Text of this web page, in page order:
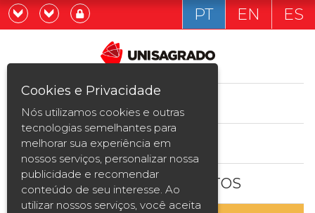
Graduação
Pós-graduação e MBA
Curta Duração
Vestibular
Já sou estudande
Quero ser estudante
PT EN ES
ESTUDE AQUI
BOLSAS E DESCONTOS
Cookies e Privacidade
Nós utilizamos cookies e outras
tecnologias semelhantes para
melhorar sua experiência em
nossos serviços, personalizar nossa
publicidade e recomendar
conteúdo de seu interesse. Ao
utilizar nossos serviços, você aceita